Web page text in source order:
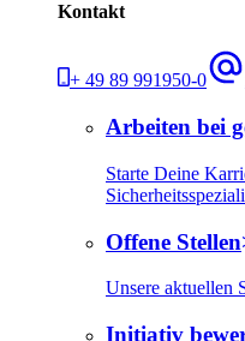
Kontakt
+ 49 89 991950-0
Arbeiten bei
Starte Deine
Offene Stellen
Unsere aktuellen
Initiativ